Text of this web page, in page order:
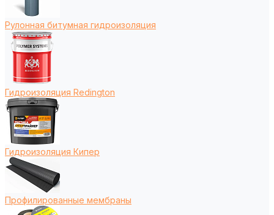
Рулонная битумная гидроизоляция
Гидроизоляция Redington
Гидроизоляция Кипер
Профилированные мембраны